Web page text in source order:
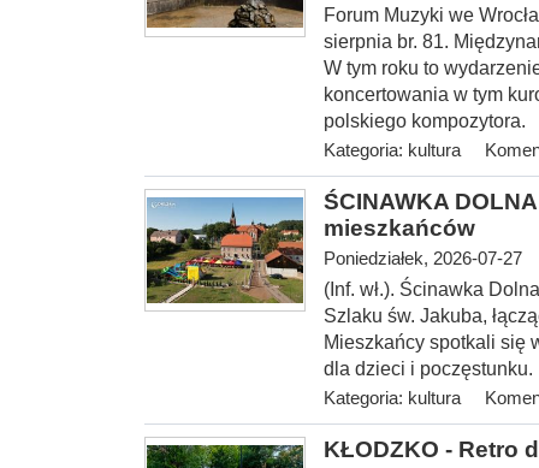
Forum Muzyki we
sierpnia br. 81.
W tym roku to
koncertowania w tym
polskiego kompozytora.
Kategoria: kultura
ŚCINAWKA
mieszkańców
Poniedziałek, 2026-07-27
(Inf. wł.). Ścinawka
Szlaku św. Jakuba,
Mieszkańcy spotkali się
dla dzieci i poczęstunku.
Kategoria: kultura
KŁODZKO - Retro